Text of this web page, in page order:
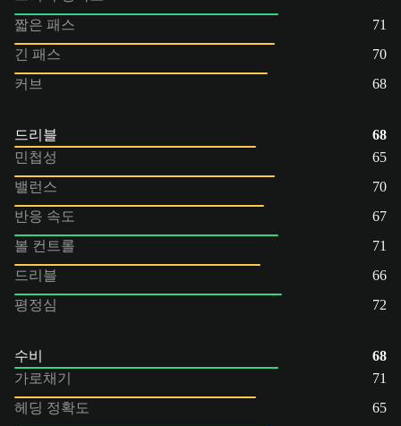
짧은 패스
71
긴 패스
70
커브
68
드리블
68
민첩성
65
밸런스
70
반응 속도
67
볼 컨트롤
71
드리블
66
평정심
72
수비
68
가로채기
71
헤딩 정확도
65